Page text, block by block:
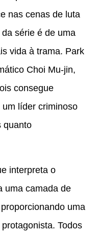
nas cenas de luta
série é de uma
vida à trama. Park
Choi Mu-jin,
consegue
líder criminoso
quanto
interpreta o
uma camada de
uma
Todos